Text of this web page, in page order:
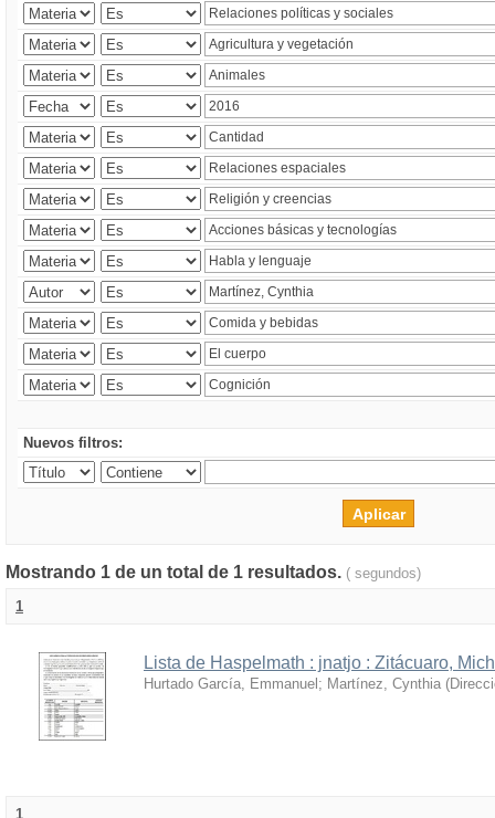
Nuevos filtros:
Mostrando 1 de un total de 1 resultados. ( segundos)
1
Lista de Haspelmath : jnatjo : Zitácuaro,
Hurtado García, Emmanuel ; Martínez, Cynthia (
1